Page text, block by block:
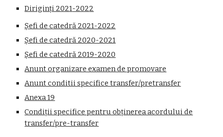
Diriginți 2021-2022
Șefi de catedră 2021-2022
Șefi de catedră 2020-2021
Șefi de catedră 2019-2020
Anunt organizare examen de promovare
Anunt conditii specifice transfer/pretransfer
Anexa 19
Condiții specifice pentru obținerea acordului de
transfer/pre-transfer